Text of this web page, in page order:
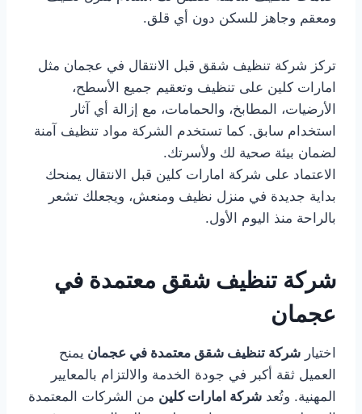
ومعقم وجاهز للسكن دون أي قلق.
تركز شركة تنظيف شقق قبل الانتقال في عجمان مثل
امارات كلين على تنظيف وتعقيم جميع الأسطح،
الأرضيات، المطابخ، والحمامات، مع إزالة أي آثار
استخدام سابق. كما تستخدم الشركة مواد تنظيف آمنة
لضمان بيئة صحية لك ولأسرتك.
الاعتماد على شركة امارات كلين قبل الانتقال يمنحك
بداية جديدة في منزل نظيف ومنعش، ويجعلك تشعر
بالراحة منذ اليوم الأول.
شركة تنظيف شقق معتمدة في
عجمان
اختيار شركة تنظيف شقق معتمدة في عجمان يمنح
العميل ثقة أكبر في جودة الخدمة والالتزام بالمعايير
المهنية. وتُعد شركة امارات كلين من الشركات المعتمدة